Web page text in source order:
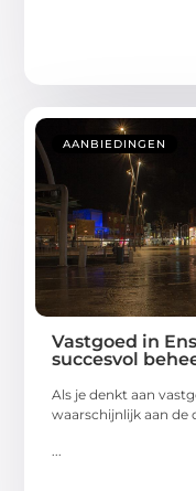
AANBIEDINGEN
Vastgoed in
succesvol
Als je denkt aan
waarschijnlijk aan de